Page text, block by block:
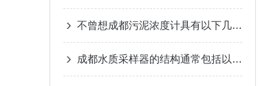
不曾想成都污泥浓度计具有以下几个优势
成都水质采样器的结构通常包括以下几个主要组成部分